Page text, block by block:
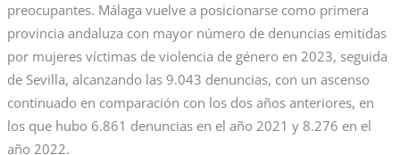
preocupantes. Málaga vuelve a posicionarse como primera
provincia andaluza con mayor número de denuncias emitidas
por mujeres víctimas de violencia de género en 2023, seguida
de Sevilla, alcanzando las 9.043 denuncias, con un ascenso
continuado en comparación con los dos años anteriores, en
los que hubo 6.861 denuncias en el año 2021 y 8.276 en el
año 2022.